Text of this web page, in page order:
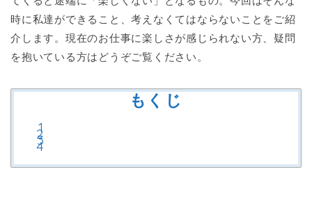
時に私達ができること、考えなくてはならないことをご紹
介します。現在のお仕事に楽しさが感じられない方、疑問
を抱いている方はどうぞご覧ください。
もくじ